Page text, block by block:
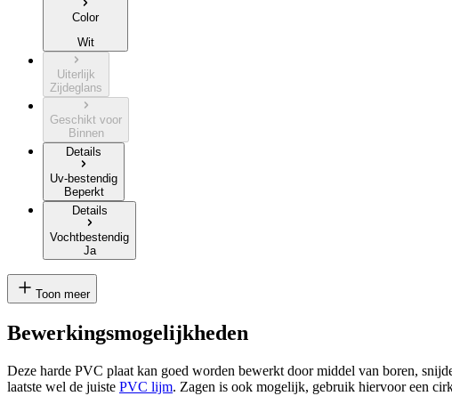
Color
Wit
Uiterlijk
Zijdeglans
Geschikt voor
Binnen
Details
Uv-bestendig
Beperkt
Details
Vochtbestendig
Ja
Toon meer
Bewerkingsmogelijkheden
Deze harde PVC plaat kan goed worden bewerkt door middel van boren,
laatste wel de juiste PVC lijm. Zagen is ook mogelijk, gebruik hiervoor een